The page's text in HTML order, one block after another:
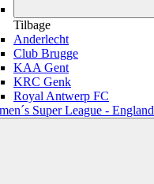
Tilbage
Anderlecht
Club Brugge
KAA Gent
KRC Genk
Royal Antwerp FC
Super League - England